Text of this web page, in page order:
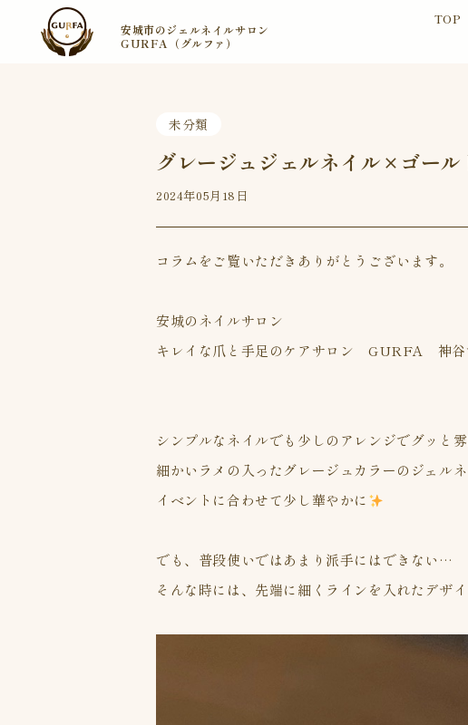
安城市のジェルネイルサロン
GURFA（グルファ）
TOP
未分類
グレージュジェルネイル×ゴール
2024年05月18日
コラムをご覧いただきありがとうございます。
安城のネイルサロン
キレイな爪と手足のケアサロン GURFA 神谷
シンプルなネイルでも少しのアレンジでグッと
細かいラメの入ったグレージュカラーのジェル
イベントに合わせて少し華やかに
でも、普段使いではあまり派手にはできない…
そんな時には、先端に細くラインを入れたデザ